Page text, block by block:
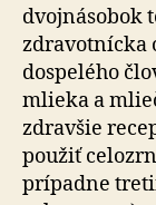
dvojnásobok
zdravotnícka
dospelého
mlieka a
zdravšie
použiť
prípadne